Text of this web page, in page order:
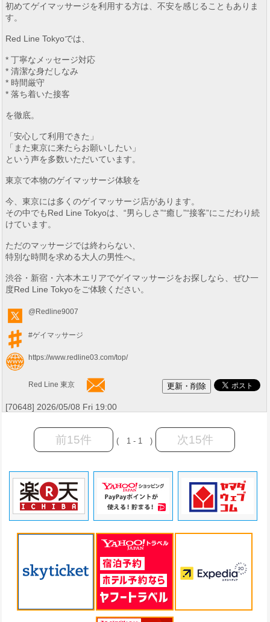
初めてゲイマッサージを利用する方は、不安を感じることもありま
す。
Red Line Tokyoでは、
* 丁寧なメッセージ対応
* 清潔な身だしなみ
* 時間厳守
* 落ち着いた接客
を徹底。
「安心して利用できた」
「また東京に来たらお願いしたい」
という声を多数いただいています。
東京で本物のゲイマッサージ体験を
今、東京には多くのゲイマッサージ店があります。
その中でもRed Line Tokyoは、“男らしさ”“癒し”“接客”にこだわり続
けています。
ただのマッサージでは終わらない、
特別な時間を求める大人の男性へ。
渋谷・新宿・六本木エリアでゲイマッサージをお探しなら、ぜひ一
度Red Line Tokyoをご体験ください。
@Redline9007
#ゲイマッサージ
https://www.redline03.com/top/
Red Line 東京
[70648] 2026/05/08 Fri 19:00
前15件 ( 1 - 1 ) 次15件